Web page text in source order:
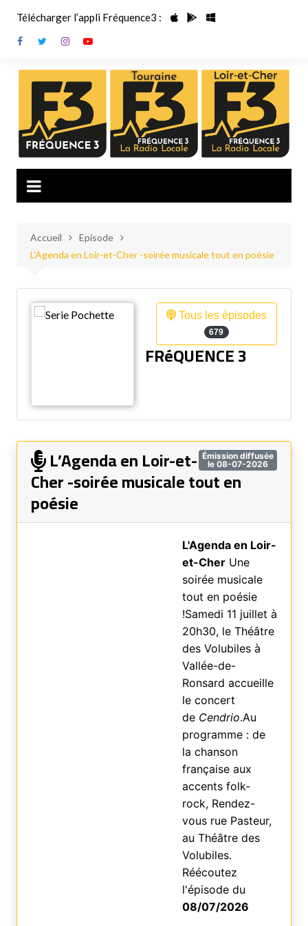
contenu
Télécharger l’appli Fréquence3 :
Accueil
Episode
L’Agenda en Loir-et-Cher -soirée musicale tout en poésie
Tous les épisodes
679
FRéQUENCE 3
Émission diffusée
le 08-07-2026
L’Agenda en Loir-et-
Cher -soirée musicale tout en
poésie
L'Agenda en Loir-
et-CherUne
soirée musicale
tout en poésie
!Samedi 11 juillet à
20h30, le Théâtre
des Volubiles à
Vallée-de-
Ronsard accueille
le concert
de Cendrio.Au
programme : de
la chanson
française aux
accents folk-
rock, Rendez-
vous rue Pasteur,
au Théâtre des
Volubiles.
Réécoutez
l'épisode du
08/07/2026